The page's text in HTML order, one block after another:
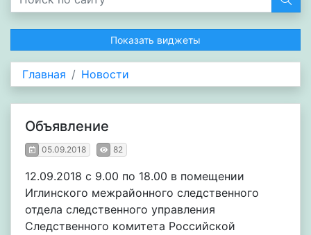
Показать виджеты
Главная Новости
Объявление
05.09.2018 82
12.09.2018 с 9.00 по 18.00 в помещении
Иглинского межрайонного следственного
отдела следственного управления
Следственного комитета Российской